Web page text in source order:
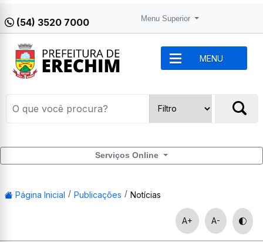
(54) 3520 7000 Menu Superior
MENU
Serviços Online
Página Inicial Publicações Notícias
A+ A-